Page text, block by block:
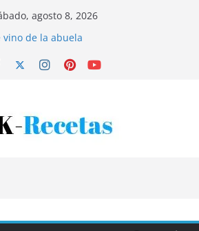
agosto 8, 2026
vino de la abuela
pescaíto frito